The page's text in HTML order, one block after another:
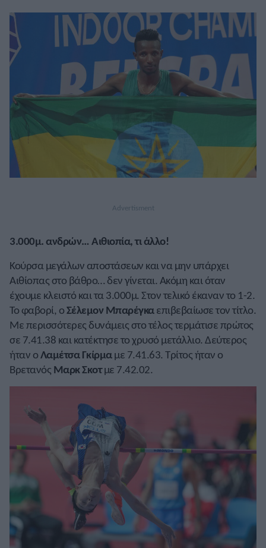
3.000μ. ανδρών… Αιθιοπία, τι άλλο!
Κούρσα μεγάλων αποστάσεων και να μην υπάρχει
Αιθίοπας στο βάθρο… δεν γίνεται. Ακόμη και όταν
έχουμε κλειστό και τα 3.000μ. Στον τελικό έκαναν το 1-2.
Το φαβορί, οΣέλεμον Μπαρέγκαεπιβεβαίωσε τον τίτλο.
Με περισσότερες δυνάμεις στο τέλος τερμάτισε πρώτος
σε 7.41.38 και κατέκτησε το χρυσό μετάλλιο. Δεύτερος
ήταν οΛαμέτσα Γκίρμαμε 7.41.63. Τρίτος ήταν ο
Βρετανός Μαρκ Σκοτμε 7.42.02.